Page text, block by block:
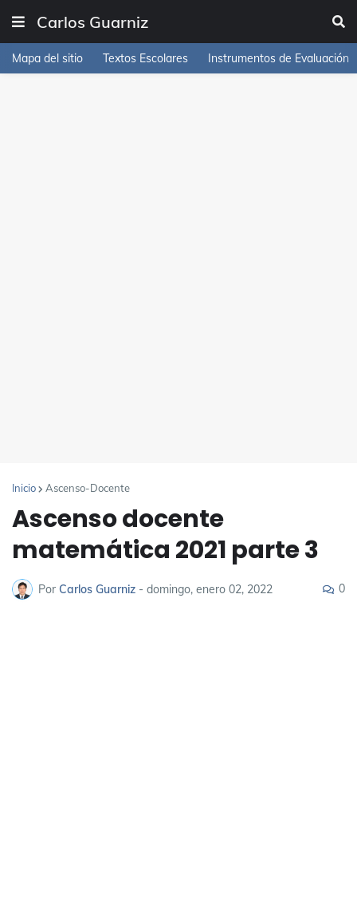
Carlos Guarniz
Mapa del sitio Textos Escolares Instrumentos de Evaluación
Inicio Ascenso-Docente
Ascenso docente
matemática 2021 parte 3
Por Carlos Guarniz - domingo, enero 02, 2022 0